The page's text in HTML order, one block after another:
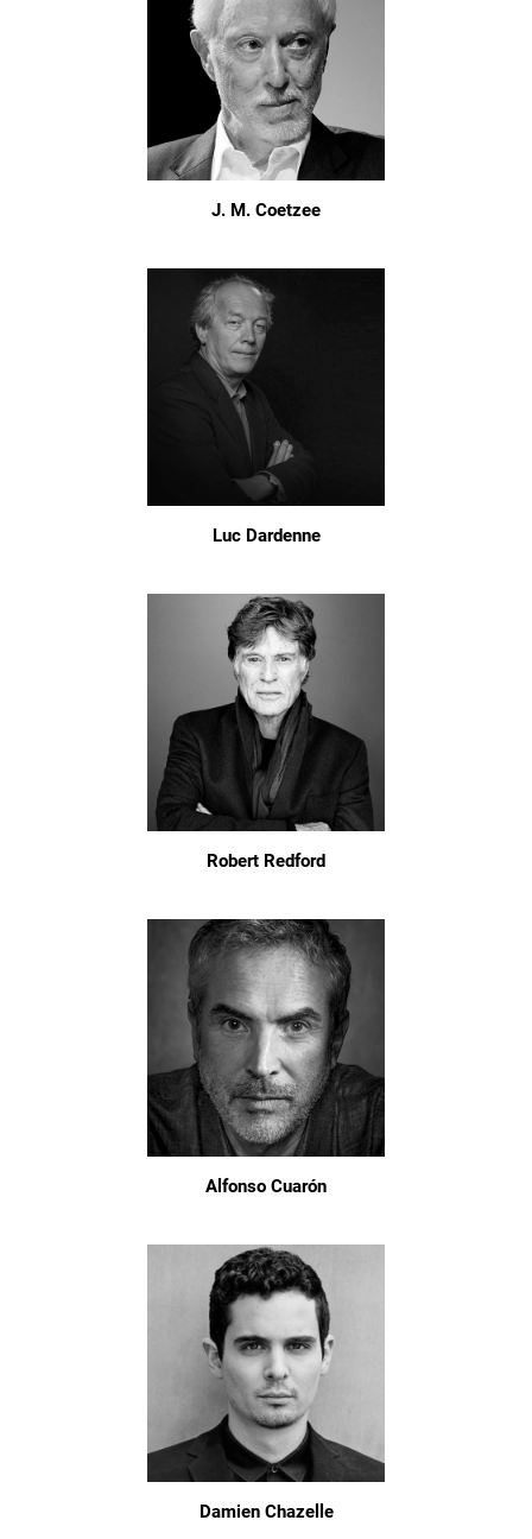
J. M. Coetzee
Luc Dardenne
Robert Redford
Alfonso Cuarón
Damien Chazelle